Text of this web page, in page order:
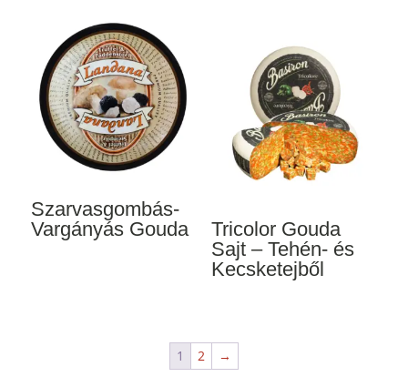
Szarvasgombás-
Vargányás Gouda
Tricolor Gouda
Sajt – Tehén- és
Kecsketejből
1 2 →